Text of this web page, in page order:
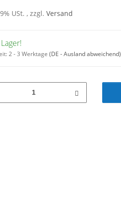
USt. , zzgl. Versand
2 - 3 Werktage (DE - Ausland abweichend)